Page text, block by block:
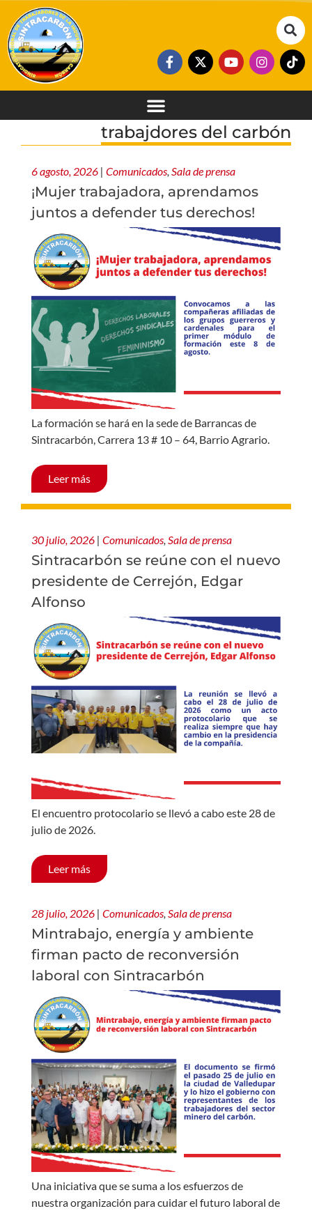
trabajdores del carbón
6 agosto, 2026 | Comunicados, Sala de prensa
¡Mujer trabajadora, aprendamos
juntos a defender tus derechos!
La formación se hará en la sede de Barrancas de
Sintracarbón, Carrera 13 # 10 – 64, Barrio Agrario.
Leer más
30 julio, 2026 | Comunicados, Sala de prensa
Sintracarbón se reúne con el nuevo
presidente de Cerrejón, Edgar
Alfonso
El encuentro protocolario se llevó a cabo este 28 de
julio de 2026.
Leer más
28 julio, 2026 | Comunicados Sala de prensa
Mintrabajo, energía y ambiente
firman pacto de reconversión
laboral con Sintracarbón
Una iniciativa que se suma a los esfuerzos de
nuestra organización para cuidar el futuro laboral de